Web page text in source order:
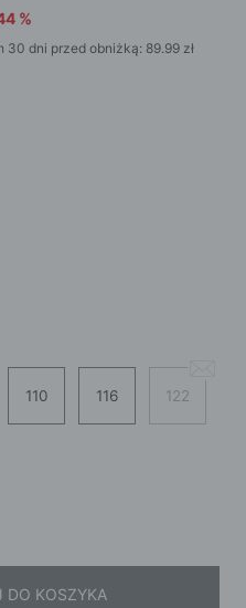
%
30 dni przed obniżką: 89.99 zł
110 116 122
DO KOSZYKA